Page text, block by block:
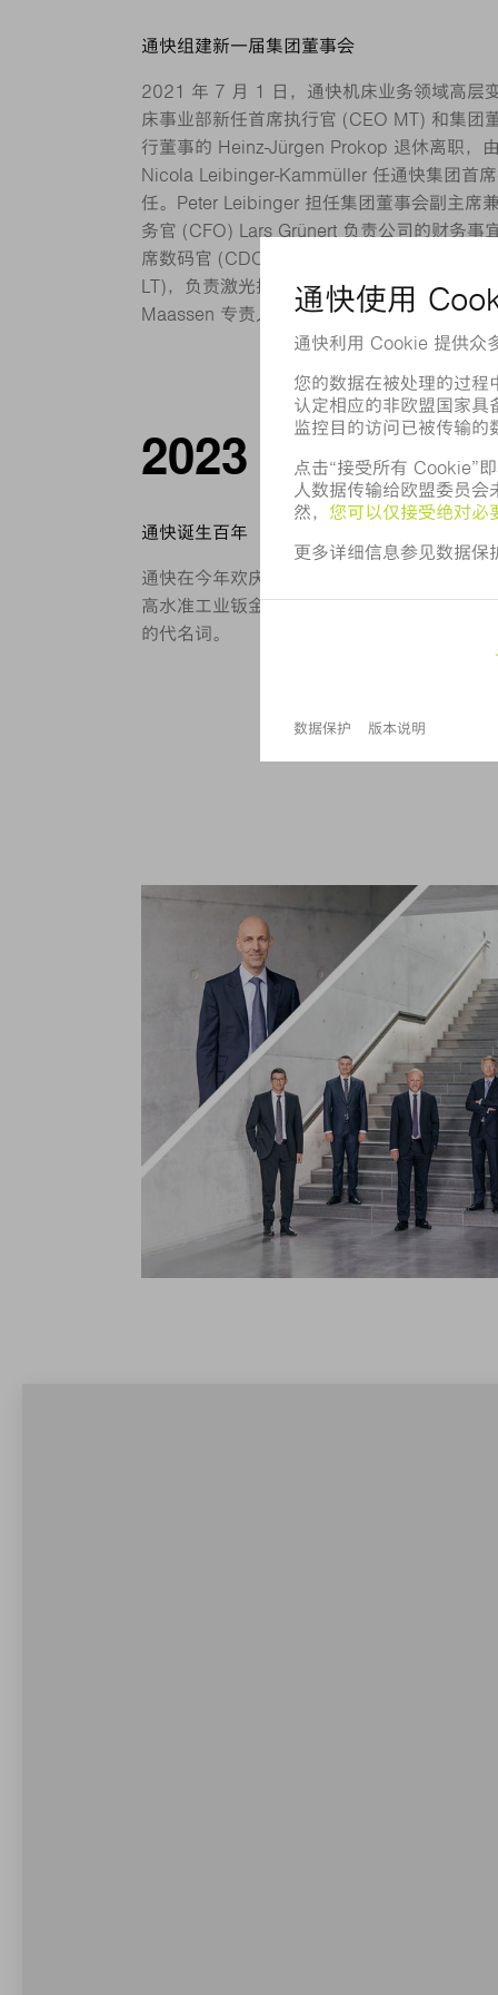
通快组建新一届集团董事会
2021 年 7 月 1 日，通快机床业务领域高层
床事业部新任首席执行官 (CEO MT) 和集团
行董事的 Heinz-Jürgen Prokop 退休离职，
Nicola Leibinger-Kammüller 任通快集团首
任。Peter Leibinger 担任集团董事会副主席
务官 (CFO) Lars Grünert 负责公司的财务事
席数码官 (CDO)。Christian Schmitz 任激光
LT)，负责激光技术事宜。首席人力资源官
Maassen 专责人事。
2023
通快诞生百年
通快在今年欢庆成立 100 周年。通快诞生
高水准工业钣金加工和激光技术领域的标杆
的代名词。